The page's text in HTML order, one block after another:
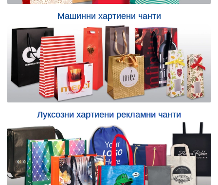
Машинни хартиени чанти
Луксозни хартиени рекламни чанти